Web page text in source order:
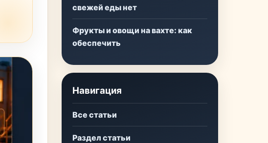
свежей еды нет
Фрукты и овощи на вахте: как
обеспечить
Навигация
Все статьи
Раздел статьи